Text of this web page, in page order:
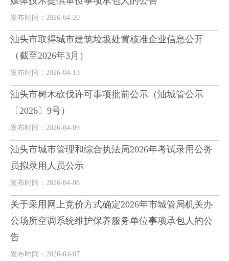
发布时间：2026-04-20
汕头市取得城市建筑垃圾处置核准企业信息公开
（截至2026年3月）
发布时间：2026-04-13
汕头市树木砍伐许可事项批前公示（汕城管公示
〔2026〕9号）
发布时间：2026-04-09
汕头市城市管理和综合执法局2026年考试录用公务
员拟录用人员公示
发布时间：2026-04-08
关于采用网上竞价方式确定2026年市城管局机关办
公场所空调系统维护保养服务单位事项承包人的公
告
发布时间：2026-04-07